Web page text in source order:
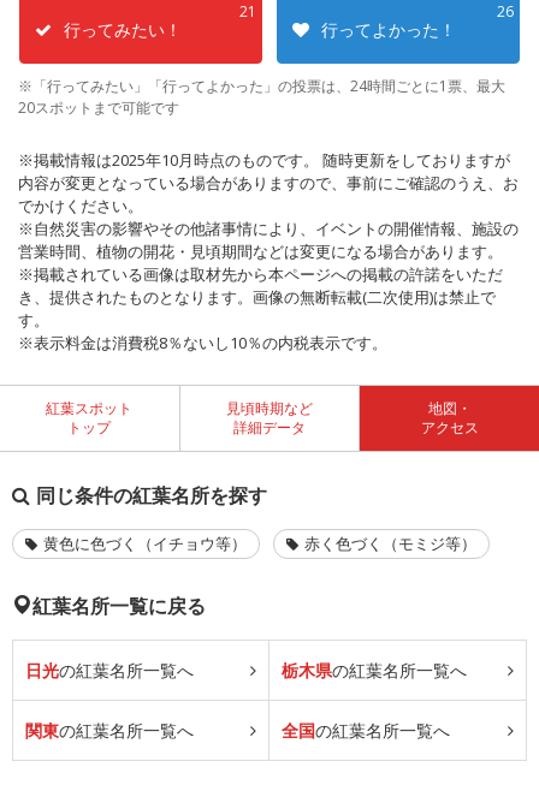
21
行ってみたい！
26
行ってよかった！
※「行ってみたい」「行ってよかった」の投票は、24時間ごとに1票、最大
20スポットまで可能です
※掲載情報は2025年10月時点のものです。 随時更新をしておりますが
内容が変更となっている場合がありますので、事前にご確認のうえ、お
でかけください。
※自然災害の影響やその他諸事情により、イベントの開催情報、施設の
営業時間、植物の開花・見頃期間などは変更になる場合があります。
※掲載されている画像は取材先から本ページへの掲載の許諾をいただ
き、提供されたものとなります。画像の無断転載(二次使用)は禁止で
す。
※表示料金は消費税8％ないし10％の内税表示です。
紅葉スポット
トップ
見頃時期など
詳細データ
地図・
アクセス
同じ条件の紅葉名所を探す
黄色に色づく（イチョウ等） 赤く色づく（モミジ等）
紅葉名所一覧に戻る
日光の紅葉名所一覧へ 栃木県の紅葉名所一覧へ
関東の紅葉名所一覧へ 全国の紅葉名所一覧へ